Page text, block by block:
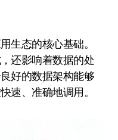
还影响着数据的处
好的数据架构能够
速、准确地调用。